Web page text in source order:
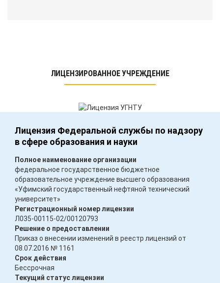
ЛИЦЕНЗИРОВАННОЕ УЧРЕЖДЕНИЕ
Лицензия Федеральной службы по надзору
в сфере образования и науки
Полное наименование организации
федеральное государственное бюджетное
образовательное учреждение высшего образования
«Уфимский государственный нефтяной технический
университет»
Регистрационный номер лицензии
Л035-00115-02/00120793
Решение о предоставлении
Приказ о внесении изменений в реестр лицензий от
08.07.2016 № 1161
Срок действия
Бессрочная
Текущий статус лицензии